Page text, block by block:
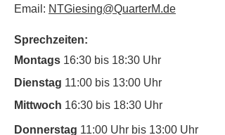
Email: NTGiesing@QuarterM.de
Sprechzeiten:
Montags 16:30 bis 18:30 Uhr
Dienstag 11:00 bis 13:00 Uhr
Mittwoch 16:30 bis 18:30 Uhr
Donnerstag 11:00 Uhr bis 13:00 Uhr